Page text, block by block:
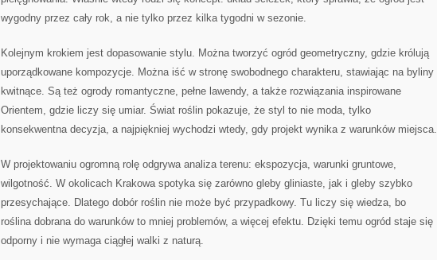
wygodny przez cały rok, a nie tylko przez kilka tygodni w sezonie.
Kolejnym krokiem jest dopasowanie stylu. Można tworzyć ogród geometryczny, gdzie królują
uporządkowane kompozycje. Można iść w stronę swobodnego charakteru, stawiając na byliny
kwitnące. Są też ogrody romantyczne, pełne lawendy, a także rozwiązania inspirowane
Orientem, gdzie liczy się umiar. Świat roślin pokazuje, że styl to nie moda, tylko
konsekwentna decyzja, a najpiękniej wychodzi wtedy, gdy projekt wynika z warunków miejsca.
W projektowaniu ogromną rolę odgrywa analiza terenu: ekspozycja, warunki gruntowe,
wilgotność. W okolicach Krakowa spotyka się zarówno gleby gliniaste, jak i gleby szybko
przesychające. Dlatego dobór roślin nie może być przypadkowy. Tu liczy się wiedza, bo
roślina dobrana do warunków to mniej problemów, a więcej efektu. Dzięki temu ogród staje się
odporny i nie wymaga ciągłej walki z naturą.